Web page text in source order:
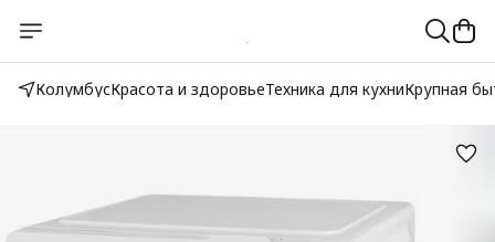
КолумбусКрасота и здоровьеТехника для кухниКрупная